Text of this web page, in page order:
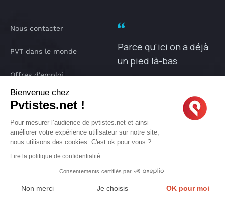
Nous contacter
PVT dans le monde
Offres d'emploi
Notre Podcast
IA pvtistes
Parce qu'ici on a déjà
un pied là-bas
Copyright © 2005-2026 PVTISTES.NET
Bienvenue chez
Pvtistes.net !
Pour mesurer l’audience de pvtistes.net et ainsi
améliorer votre expérience utilisateur sur notre site,
nous utilisons des cookies. C'est ok pour vous ?
Lire la politique de confidentialité
Consentements certifiés par
Non merci Je choisis OK pour moi